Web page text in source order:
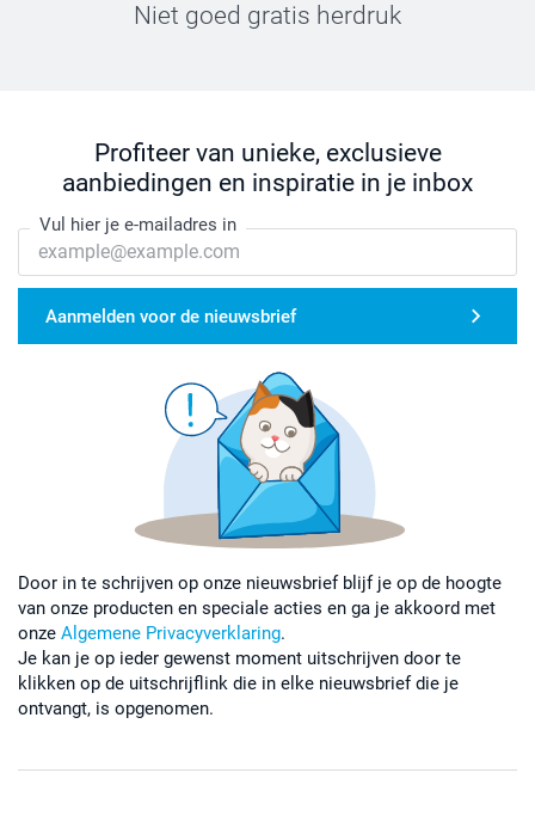
Niet goed gratis herdruk
Profiteer van unieke, exclusieve
aanbiedingen en inspiratie in je inbox
Vul hier je e-mailadres in
Aanmelden voor de nieuwsbrief
Door in te schrijven op onze nieuwsbrief blijf je op de hoogte
van onze producten en speciale acties en ga je akkoord met
onze Algemene Privacyverklaring.
Je kan je op ieder gewenst moment uitschrijven door te
klikken op de uitschrijflink die in elke nieuwsbrief die je
ontvangt, is opgenomen.